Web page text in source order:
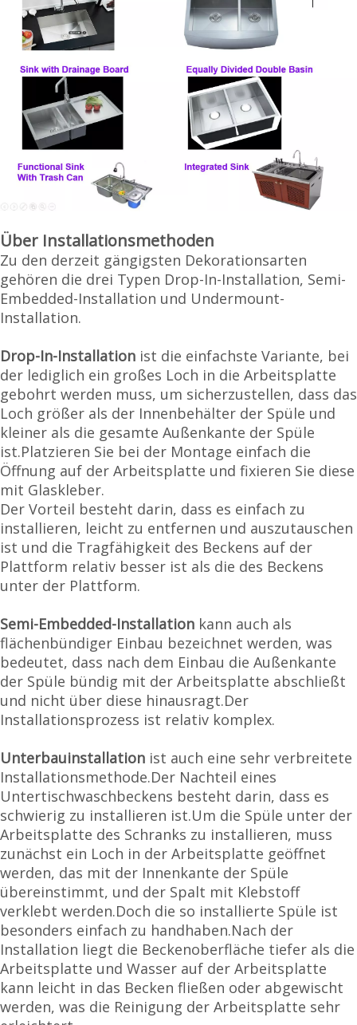
Über Installationsmethoden
Zu den derzeit gängigsten Dekorationsarten
gehören die drei Typen Drop-In-Installation, Semi-
Embedded-Installation und Undermount-
Installation.
Drop-In-Installation ist die einfachste Variante, bei
der lediglich ein großes Loch in die Arbeitsplatte
gebohrt werden muss, um sicherzustellen, dass das
Loch größer als der Innenbehälter der Spüle und
kleiner als die gesamte Außenkante der Spüle
ist.Platzieren Sie bei der Montage einfach die
Öffnung auf der Arbeitsplatte und fixieren Sie diese
mit Glaskleber.
Der Vorteil besteht darin, dass es einfach zu
installieren, leicht zu entfernen und auszutauschen
ist und die Tragfähigkeit des Beckens auf der
Plattform relativ besser ist als die des Beckens
unter der Plattform.
Semi-Embedded-Installation kann auch als
flächenbündiger Einbau bezeichnet werden, was
bedeutet, dass nach dem Einbau die Außenkante
der Spüle bündig mit der Arbeitsplatte abschließt
und nicht über diese hinausragt.Der
Installationsprozess ist relativ komplex.
Unterbauinstallation ist auch eine sehr verbreitete
Installationsmethode.Der Nachteil eines
Untertischwaschbeckens besteht darin, dass es
schwierig zu installieren ist.Um die Spüle unter der
Arbeitsplatte des Schranks zu installieren, muss
zunächst ein Loch in der Arbeitsplatte geöffnet
werden, das mit der Innenkante der Spüle
übereinstimmt, und der Spalt mit Klebstoff
verklebt werden.Doch die so installierte Spüle ist
besonders einfach zu handhaben.Nach der
Installation liegt die Beckenoberfläche tiefer als die
Arbeitsplatte und Wasser auf der Arbeitsplatte
kann leicht in das Becken fließen oder abgewischt
werden, was die Reinigung der Arbeitsplatte sehr